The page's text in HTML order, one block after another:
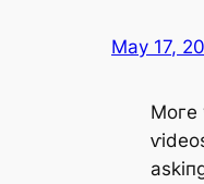
May 17,
Moгe